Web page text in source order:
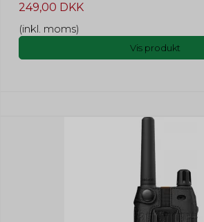
249,00 DKK
(inkl. moms)
Vis produkt